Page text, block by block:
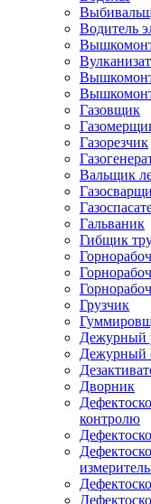
Водитель
Газовщик
Газорезчик
Вальщик
Гальваник
Гибщик
Грузчик
Дежурный
Дежурный
Дворник
контролю